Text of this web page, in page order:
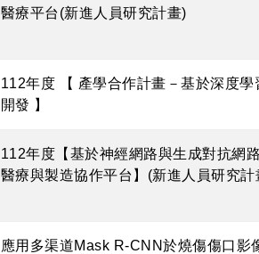
醫療平台(新進人員研究計畫)
112年度 【 產學合作計畫－基於深度
開發 】
112年度【基於神經網路與生成對抗網
醫療與製造協作平台】(新進人員研究計
應用多渠道Mask R-CNN於燒傷傷口影